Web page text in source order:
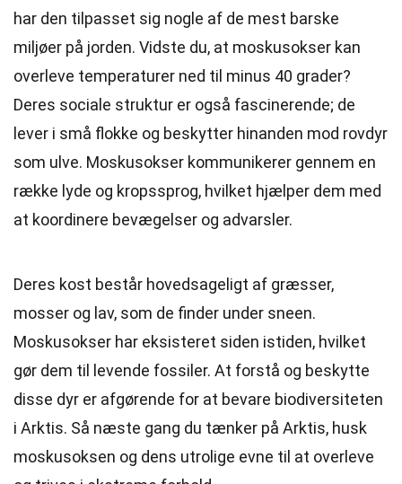
har den tilpasset sig nogle af de mest barske
miljøer på jorden. Vidste du, at moskusokser kan
overleve temperaturer ned til minus 40 grader?
Deres sociale struktur er også fascinerende; de
lever i små flokke og beskytter hinanden mod rovdyr
som ulve. Moskusokser kommunikerer gennem en
række lyde og kropssprog, hvilket hjælper dem med
at koordinere bevægelser og advarsler.
Deres kost består hovedsageligt af græsser,
mosser og lav, som de finder under sneen.
Moskusokser har eksisteret siden istiden, hvilket
gør dem til levende fossiler. At forstå og beskytte
disse dyr er afgørende for at bevare biodiversiteten
i Arktis. Så næste gang du tænker på Arktis, husk
moskusoksen og dens utrolige evne til at overleve